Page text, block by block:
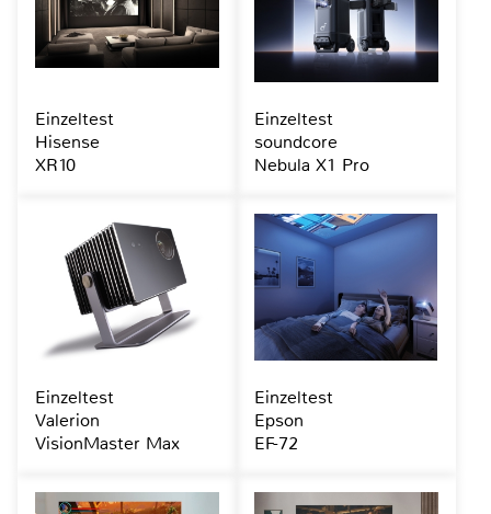
Einzeltest
Hisense
XR10
Einzeltest
soundcore
Nebula X1 Pro
Einzeltest
Valerion
VisionMaster Max
Einzeltest
Epson
EF-72